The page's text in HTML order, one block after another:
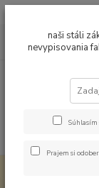
0949224331
9:00 -14:30
naši stáli
nevypisovania
Súhlasím
Prajem si